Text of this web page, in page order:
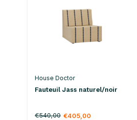
House Doctor
Fauteuil Jass naturel/noir
€540,00 €405,00